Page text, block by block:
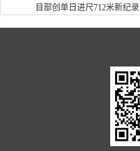
目部创单日进尺712米新纪录